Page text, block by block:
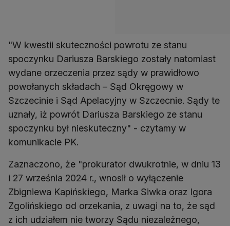
"W kwestii skuteczności powrotu ze stanu
spoczynku Dariusza Barskiego zostały natomiast
wydane orzeczenia przez sądy w prawidłowo
powołanych składach – Sąd Okręgowy w
Szczecinie i Sąd Apelacyjny w Szczecnie. Sądy te
uznały, iż powrót Dariusza Barskiego ze stanu
spoczynku był nieskuteczny" - czytamy w
komunikacie PK.
Zaznaczono, że "prokurator dwukrotnie, w dniu 13
i 27 września 2024 r., wnosił o wyłączenie
Zbigniewa Kapińskiego, Marka Siwka oraz Igora
Zgolińskiego od orzekania, z uwagi na to, że sąd
z ich udziałem nie tworzy Sądu niezależnego,